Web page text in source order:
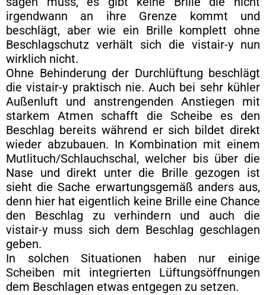
irgendwann an ihre Grenze kommt und
beschlägt, aber wie ein Brille komplett ohne
Beschlagschutz verhält sich die vistair-y nun
wirklich nicht.
Ohne Behinderung der Durchlüftung beschlägt
die vistair-y praktisch nie. Auch bei sehr kühler
Außenluft und anstrengenden Anstiegen mit
starkem Atmen schafft die Scheibe es den
Beschlag bereits während er sich bildet direkt
wieder abzubauen. In Kombination mit einem
Mutlituch/Schlauchschal, welcher bis über die
Nase und direkt unter die Brille gezogen ist
sieht die Sache erwartungsgemäß anders aus,
denn hier hat eigentlich keine Brille eine Chance
den Beschlag zu verhindern und auch die
vistair-y muss sich dem Beschlag geschlagen
geben.
In solchen Situationen haben nur einige
Scheiben mit integrierten Lüftungsöffnungen
dem Beschlagen etwas entgegen zu setzen.